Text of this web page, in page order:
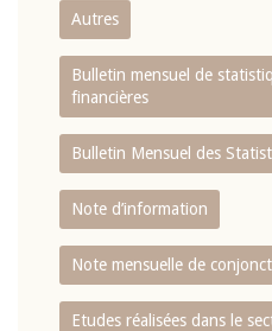
Autres
Bulletin mensuel de
financières
Bulletin Mensuel des
Note d’information
Note mensuelle de
Etudes réalisées dans le